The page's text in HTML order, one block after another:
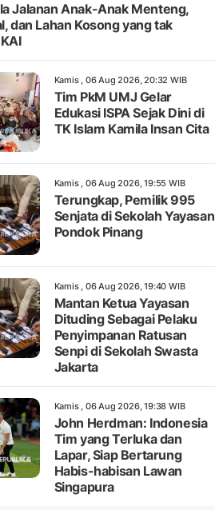
Jalanan Anak-Anak Menteng,
dan Lahan Kosong yang tak
Kamis , 06 Aug 2026, 20:32 WIB
Tim PkM UMJ Gelar
Edukasi ISPA Sejak Dini di
TK Islam Kamila Insan Cita
Kamis , 06 Aug 2026, 19:55 WIB
Terungkap, Pemilik 995
Senjata di Sekolah Yayasan
Pondok Pinang
Kamis , 06 Aug 2026, 19:40 WIB
Mantan Ketua Yayasan
Dituding Sebagai Pelaku
Penyimpanan Ratusan
Senpi di Sekolah Swasta
Jakarta
Kamis , 06 Aug 2026, 19:38 WIB
John Herdman: Indonesia
Tim yang Terluka dan
Lapar, Siap Bertarung
Habis-habisan Lawan
Singapura